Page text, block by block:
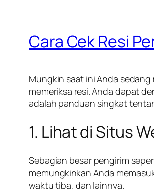
Cara Cek Resi
Mungkin saat ini Anda
memeriksa resi. Anda dapat
adalah panduan singkat
1. Lihat di Situs
Sebagian besar pengirim
memungkinkan Anda
waktu tiba, dan lainnya.